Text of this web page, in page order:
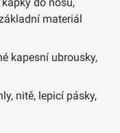
do nosu,
materiál
kapesní ubrousky,
nitě, lepicí pásky,